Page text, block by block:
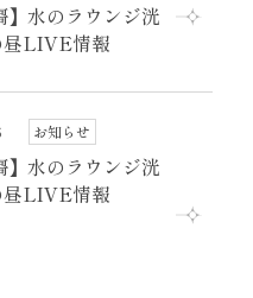
】水のラウンジ洸
昼LIVE情報
お知らせ
】水のラウンジ洸
昼LIVE情報